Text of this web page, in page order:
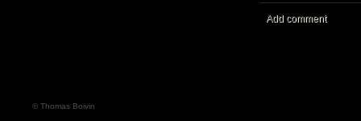
Add comment
© Thomas Boivin